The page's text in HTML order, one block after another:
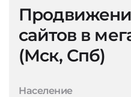
сайтов в
(Мск, Спб)
Население